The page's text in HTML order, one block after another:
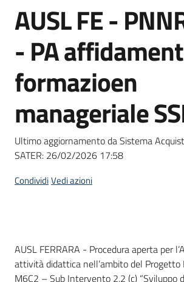
Bandi
e
di
Supporto
Piattaforme
telematiche
English
Salta al contenuto
AUSL FE -
- PA
formazioen
manageriale
Ultimo aggiornamento da Sistema
SATER: 26/02/2026 17:58
CondividiVedi azioni
Dati del bando
AUSL FERRARA - Procedura aperta per
attività didattica nell’ambito del Progetto
M6C2 – Sub Intervento 2.2 (c) “Sviluppo